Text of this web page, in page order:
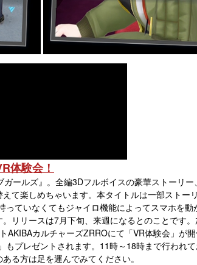
体験会！
ールズ』。全編3Dフルボイスの豪華ストーリー
て楽しめちゃいます。本タイトルは一部ストー
ていなくてもジャイロ機能によってスマホを動
リリースは7月下旬、来週になるとのことです。
AKIBAカルチャーズZRROにて「VR体験会」が
もプレゼントされます。11時～18時まで行われ
る方は足を運んでみてください。